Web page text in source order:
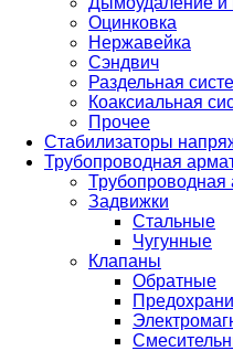
Оцинковка
Нержавейка
Сэндвич
Раздельная
Коаксиальная
Прочее
Стабилизаторы
Трубопроводная
Трубопроводная
Задвижки
Стальные
Чугунные
Клапаны
Обратные